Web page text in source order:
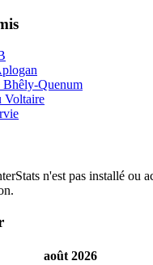
Quenum
Voltaire
n'est pas installé ou
août 2026